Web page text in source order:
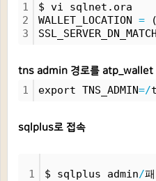
1
2
3
$ vi sqlnet.ora
WALLET_LOCATION =
SSL_SERVER_DN_MATCH
tns admin 경로를 atp_wallet
1 export TNS_ADMIN=/
sqlplus로 접속
1
$ sqlplus admin/